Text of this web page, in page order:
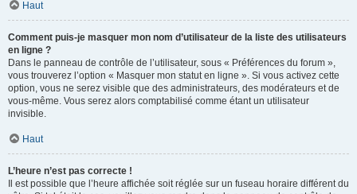
Haut
Comment puis-je masquer mon nom d’utilisateur de la liste des utilisateurs
en ligne ?
Dans le panneau de contrôle de l’utilisateur, sous « Préférences du forum »,
vous trouverez l’option « Masquer mon statut en ligne ». Si vous activez cette
option, vous ne serez visible que des administrateurs, des modérateurs et de
vous-même. Vous serez alors comptabilisé comme étant un utilisateur
invisible.
Haut
L’heure n’est pas correcte !
Il est possible que l’heure affichée soit réglée sur un fuseau horaire différent du